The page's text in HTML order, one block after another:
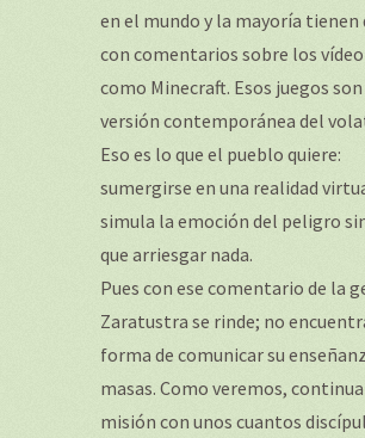
en el mundo y la mayoría tienen
con comentarios sobre los
como Minecraft. Esos juegos
versión contemporánea del
Eso es lo que el pueblo quiere:
sumergirse en una realidad
simula la emoción del peligro
que arriesgar nada.
Pues con ese comentario de la
Zaratustra se rinde; no
forma de comunicar su
masas. Como veremos,
misión con unos cuantos